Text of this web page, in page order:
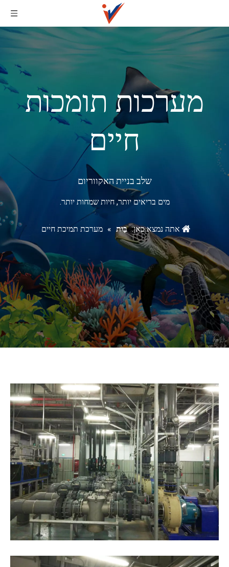
מערכות תומכות
חיים
שלב בניית האקווריום
מים בריאים יותר, חיות שמחות יותר.
אתה נמצא כאן: בַּיִת » מערכת תמיכת חיים